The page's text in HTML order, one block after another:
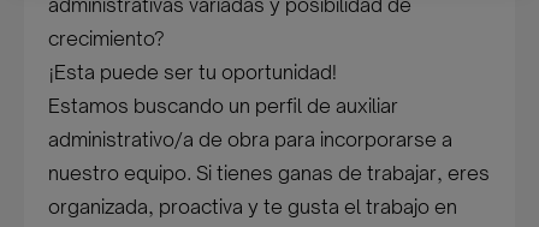
administrativas variadas y posibilidad de
crecimiento?
¡Esta puede ser tu oportunidad!
Estamos buscando un perfil de auxiliar
administrativo/a de obra para incorporarse a
nuestro equipo. Si tienes ganas de trabajar, eres
organizada, proactiva y te gusta el trabajo en